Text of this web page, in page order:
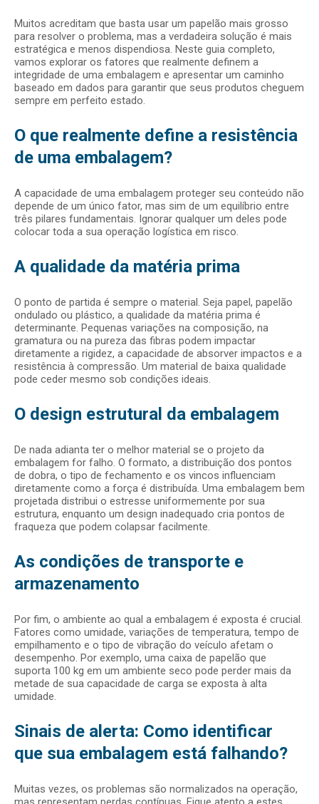
Muitos acreditam que basta usar um papelão mais grosso
para resolver o problema, mas a verdadeira solução é mais
estratégica e menos dispendiosa. Neste guia completo,
vamos explorar os fatores que realmente definem a
integridade de uma embalagem e apresentar um caminho
baseado em dados para garantir que seus produtos cheguem
sempre em perfeito estado.
O que realmente define a resistência
de uma embalagem?
A capacidade de uma embalagem proteger seu conteúdo não
depende de um único fator, mas sim de um equilíbrio entre
três pilares fundamentais. Ignorar qualquer um deles pode
colocar toda a sua operação logística em risco.
A qualidade da matéria prima
O ponto de partida é sempre o material. Seja papel, papelão
ondulado ou plástico, a qualidade da matéria prima é
determinante. Pequenas variações na composição, na
gramatura ou na pureza das fibras podem impactar
diretamente a rigidez, a capacidade de absorver impactos e a
resistência à compressão. Um material de baixa qualidade
pode ceder mesmo sob condições ideais.
O design estrutural da embalagem
De nada adianta ter o melhor material se o projeto da
embalagem for falho. O formato, a distribuição dos pontos
de dobra, o tipo de fechamento e os vincos influenciam
diretamente como a força é distribuída. Uma embalagem bem
projetada distribui o estresse uniformemente por sua
estrutura, enquanto um design inadequado cria pontos de
fraqueza que podem colapsar facilmente.
As condições de transporte e
armazenamento
Por fim, o ambiente ao qual a embalagem é exposta é crucial.
Fatores como umidade, variações de temperatura, tempo de
empilhamento e o tipo de vibração do veículo afetam o
desempenho. Por exemplo, uma caixa de papelão que
suporta 100 kg em um ambiente seco pode perder mais da
metade de sua capacidade de carga se exposta à alta
umidade.
Sinais de alerta: Como identificar
que sua embalagem está falhando?
Muitas vezes, os problemas são normalizados na operação,